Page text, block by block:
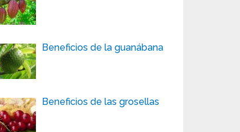
Beneficios de la guanábana
Beneficios de las grosellas